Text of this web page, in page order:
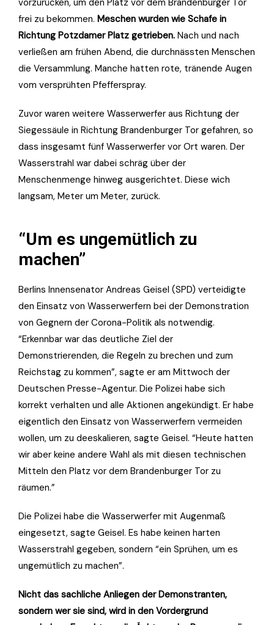
frei zu bekommen. Meschen wurden wie Schafe in
Richtung Potzdamer Platz getrieben. Nach und nach
verließen am frühen Abend, die durchnässten Menschen
die Versammlung. Manche hatten rote, tränende Augen
vom versprühten Pfefferspray.
Zuvor waren weitere Wasserwerfer aus Richtung der
Siegessäule in Richtung Brandenburger Tor gefahren, so
dass insgesamt fünf Wasserwerfer vor Ort waren. Der
Wasserstrahl war dabei schräg über der
Menschenmenge hinweg ausgerichtet. Diese wich
langsam, Meter um Meter, zurück.
“Um es ungemütlich zu
machen”
Berlins Innensenator Andreas Geisel (SPD) verteidigte
den Einsatz von Wasserwerfern bei der Demonstration
von Gegnern der Corona-Politik als notwendig.
“Erkennbar war das deutliche Ziel der
Demonstrierenden, die Regeln zu brechen und zum
Reichstag zu kommen”, sagte er am Mittwoch der
Deutschen Presse-Agentur. Die Polizei habe sich
korrekt verhalten und alle Aktionen angekündigt. Er habe
eigentlich den Einsatz von Wasserwerfern vermeiden
wollen, um zu deeskalieren, sagte Geisel. “Heute hatten
wir aber keine andere Wahl als mit diesen technischen
Mitteln den Platz vor dem Brandenburger Tor zu
räumen.”
Die Polizei habe die Wasserwerfer mit Augenmaß
eingesetzt, sagte Geisel. Es habe keinen harten
Wasserstrahl gegeben, sondern “ein Sprühen, um es
ungemütlich zu machen”.
Nicht das sachliche Anliegen der Demonstranten,
sondern wer sie sind, wird in den Vordergrund